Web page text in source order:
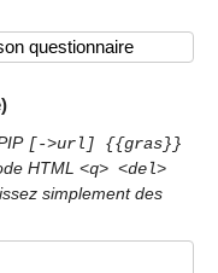
[->url] {{gras}}
HTML <q> <del>
simplement des